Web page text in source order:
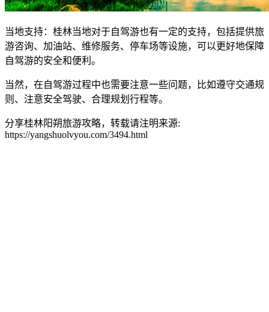
当地支持：桂林当地对于自驾游也有一定的支持，包括提供旅
游咨询、加油站、维修服务、停车场等设施，可以更好地保障
自驾游的安全和便利。
当然，在自驾游过程中也需要注意一些问题，比如遵守交通规
则、注意安全驾驶、合理规划行程等。
分享桂林阳朔旅游攻略，转载请注明来源:
https://yangshuolvyou.com/3494.html